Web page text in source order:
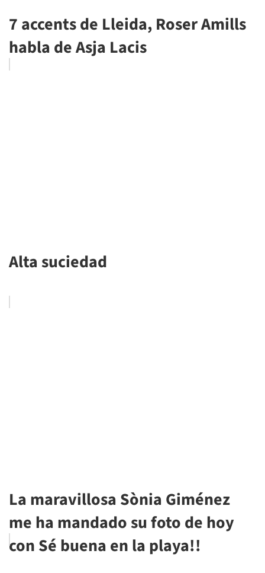
7 accents de Lleida, Roser Amills
habla de Asja Lacis
Alta suciedad
La maravillosa Sònia Giménez
me ha mandado su foto de hoy
con Sé buena en la playa!!